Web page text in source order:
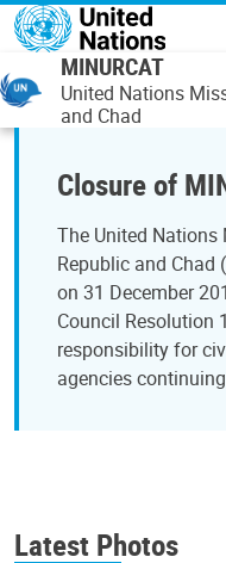
Skip to main content
MINURCAT
United Nations
and Chad
Closure of
The United
Republic and Chad
on 31 December
Council Resolution
responsibility for
agencies
Latest Photos